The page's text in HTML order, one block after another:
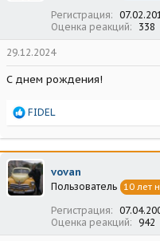
Регистрация
Оценка реакций
338
29.12.2024
С днем рождения!
Р
а
к
ц
и
и
FIDEL
vovan
Пользователь 10 лет
Регистрация
Оценка реакций
942